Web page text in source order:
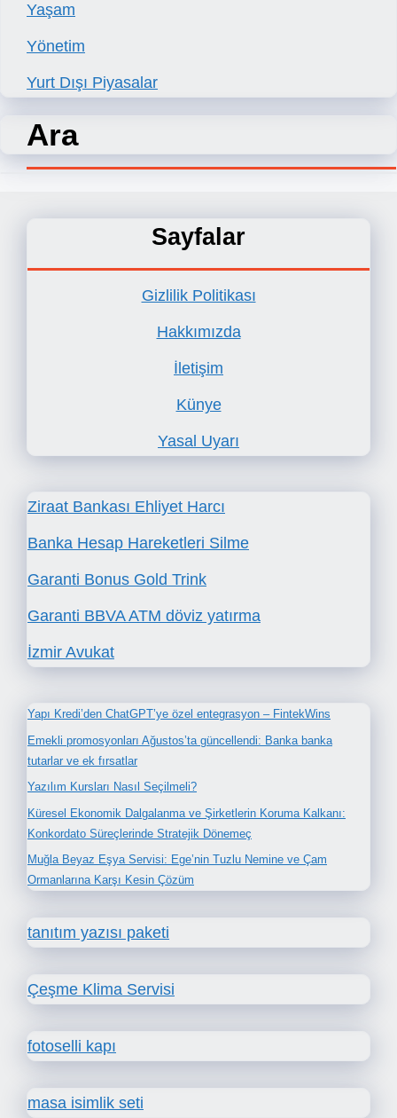
Yaşam
Yönetim
Yurt Dışı Piyasalar
Ara
Sayfalar
Gizlilik Politikası
Hakkımızda
İletişim
Künye
Yasal Uyarı
Ziraat Bankası Ehliyet Harcı
Banka Hesap Hareketleri Silme
Garanti Bonus Gold Trink
Garanti BBVA ATM döviz yatırma
İzmir Avukat
Yapı Kredi’den ChatGPT’ye özel entegrasyon – FintekWins
Emekli promosyonları Ağustos’ta güncellendi: Banka banka
tutarlar ve ek fırsatlar
Yazılım Kursları Nasıl Seçilmeli?
Küresel Ekonomik Dalgalanma ve Şirketlerin Koruma Kalkanı:
Konkordato Süreçlerinde Stratejik Dönemeç
Muğla Beyaz Eşya Servisi: Ege’nin Tuzlu Nemine ve Çam
Ormanlarına Karşı Kesin Çözüm
tanıtım yazısı paketi
Çeşme Klima Servisi
fotoselli kapı
masa isimlik seti